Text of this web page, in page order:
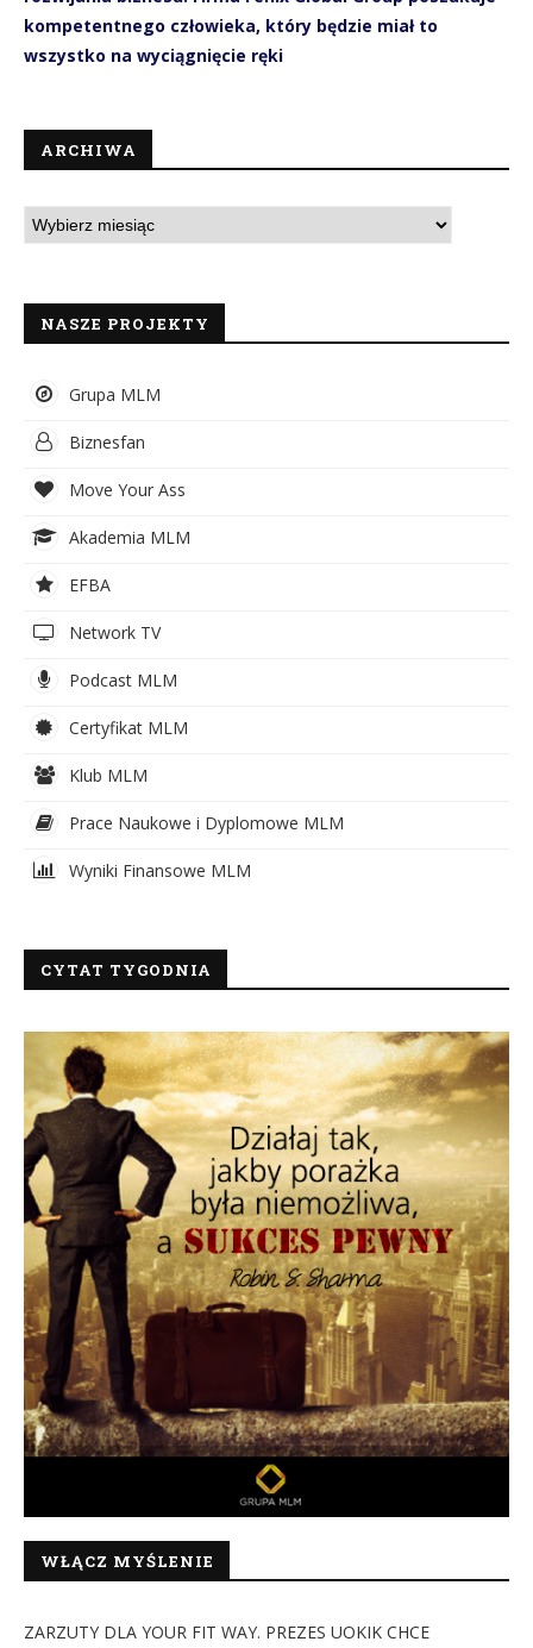
kompetentnego człowieka, który będzie miał to
wszystko na wyciągnięcie ręki
ARCHIWA
NASZE PROJEKTY
Grupa MLM
Biznesfan
Move Your Ass
Akademia MLM
EFBA
Network TV
Podcast MLM
Certyfikat MLM
Klub MLM
Prace Naukowe i Dyplomowe MLM
Wyniki Finansowe MLM
CYTAT TYGODNIA
WŁĄCZ MYŚLENIE
ZARZUTY DLA YOUR FIT WAY. PREZES UOKIK CHCE